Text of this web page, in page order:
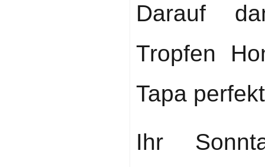
Darauf
Tropfen
Tapa
Ihr